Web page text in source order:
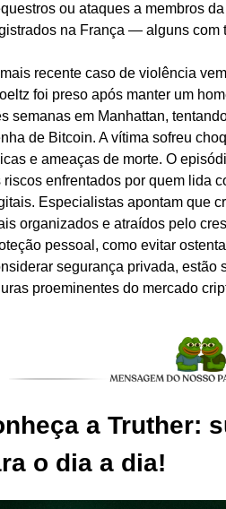
ou ataques a membros
na França — alguns com
recente caso de violência
foi preso após manter um
semanas em Manhattan,
de Bitcoin. A vítima sofreu
e ameaças de morte. O
riscos enfrentados por quem lida
Especialistas apontam que
organizados e atraídos pelo
pessoal, como evitar
segurança privada, estão
proeminentes do mercado
a Truther:
o dia a dia!